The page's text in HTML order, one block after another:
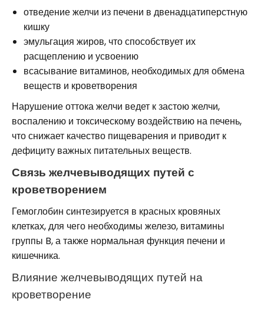
отведение желчи из печени в двенадцатиперстную
кишку
эмульгация жиров, что способствует их
расщеплению и усвоению
всасывание витаминов, необходимых для обмена
веществ и кроветворения
Нарушение оттока желчи ведет к застою желчи,
воспалению и токсическому воздействию на печень,
что снижает качество пищеварения и приводит к
дефициту важных питательных веществ.
Связь желчевыводящих путей с
кроветворением
Гемоглобин синтезируется в красных кровяных
клетках, для чего необходимы железо, витамины
группы B, а также нормальная функция печени и
кишечника.
Влияние желчевыводящих путей на
кроветворение